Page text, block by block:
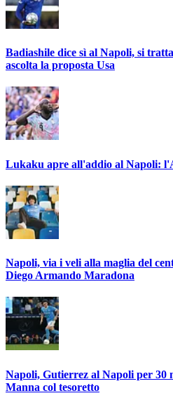
Badiashile dice sì al Napoli, si
ascolta la proposta Usa
Lukaku apre all'addio al Napoli:
Napoli, via i veli alla maglia del
Diego Armando Maradona
Napoli, Gutierrez al Napoli per 30
Manna col tesoretto